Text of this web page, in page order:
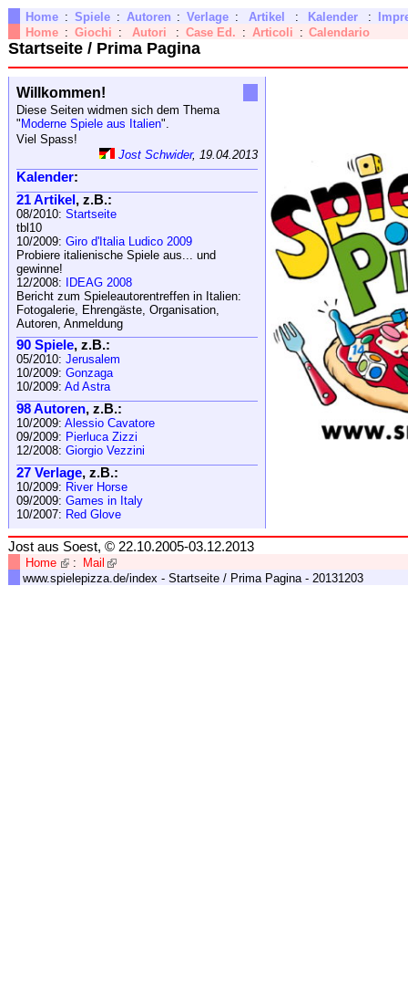
Home : Spiele : Autoren : Verlage : Artikel : Kalender :
Home : Giochi : Autori : Case Ed. : Articoli : Calendario
Startseite / Prima Pagina
Willkommen!
Diese Seiten widmen sich dem Thema
" Moderne Spiele aus Italien".
Viel Spass!
Jost Schwider, 19.04.2013
Kalender:
21 Artikel, z.B.:
08/2010:Startseite
tbl10
10/2009:Giro d'Italia Ludico 2009
Probiere italienische Spiele aus... und
gewinne!
12/2008: IDEAG 2008
Bericht zum Spieleautorentreffen in Italien:
Fotogalerie, Ehrengäste, Organisation,
Autoren, Anmeldung
90 Spiele, z.B.:
05/2010:Jerusalem
10/2009:Gonzaga
10/2009:Ad Astra
98 Autoren, z.B.:
10/2009:Alessio Cavatore
09/2009: Pierluca Zizzi
12/2008:Giorgio Vezzini
27 Verlage, z.B.:
10/2009: River Horse
09/2009:Games in Italy
10/2007: Red Glove
Jost aus Soest, © 22.10.2005-03.12.2013
Home :
Mail
www.spielepizza.de/index - Startseite / Prima Pagina - 20131203